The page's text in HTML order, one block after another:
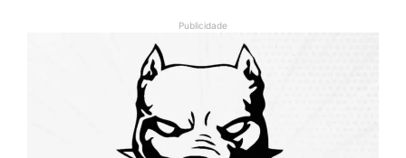
Publicidade